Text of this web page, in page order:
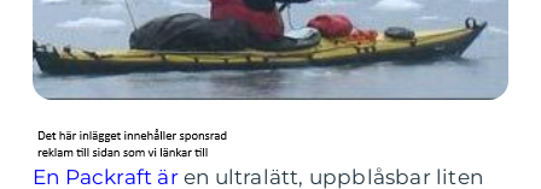
En Packraft ären ultralätt, uppblåsbar liten